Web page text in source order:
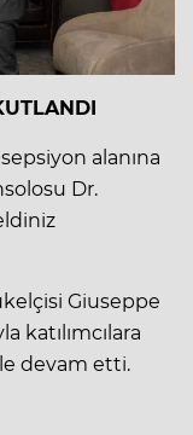
alanına
Dr.
Giuseppe
katılımcılara
devam etti.